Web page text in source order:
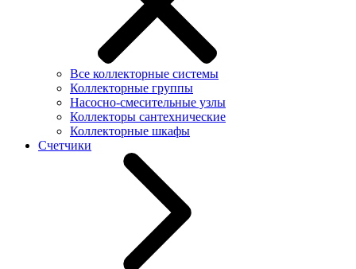
Все коллекторные системы
Коллекторные группы
Насосно-смесительные узлы
Коллекторы сантехнические
Коллекторные шкафы
Счетчики